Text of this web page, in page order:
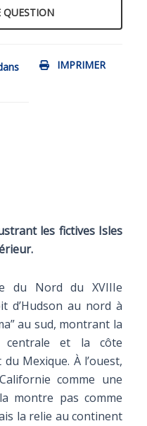
QUESTION
IMPRIMER
les fictives Isles
du Nord du XVIIIe
d’Hudson au nord à
au sud, montrant la
centrale et la côte
Mexique. À l’ouest,
comme une
montre pas comme
la relie au continent